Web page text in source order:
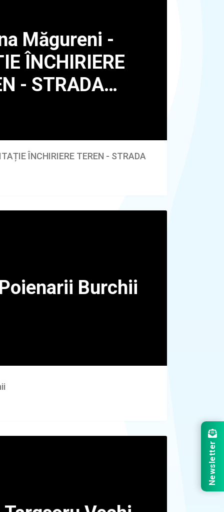
ÎNCHIRIERE TEREN - STRADA
Newsletter